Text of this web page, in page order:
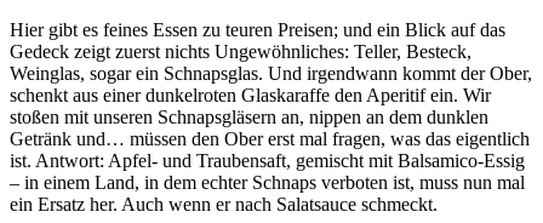
Hier gibt es feines Essen zu teuren Preisen; und ein Blick auf das
Gedeck zeigt zuerst nichts Ungewöhnliches: Teller, Besteck,
Weinglas, sogar ein Schnapsglas. Und irgendwann kommt der Ober,
schenkt aus einer dunkelroten Glaskaraffe den Aperitif ein. Wir
stoßen mit unseren Schnapsgläsern an, nippen an dem dunklen
Getränk und… müssen den Ober erst mal fragen, was das eigentlich
ist. Antwort: Apfel- und Traubensaft, gemischt mit Balsamico-Essig
– in einem Land, in dem echter Schnaps verboten ist, muss nun mal
ein Ersatz her. Auch wenn er nach Salatsauce schmeckt.